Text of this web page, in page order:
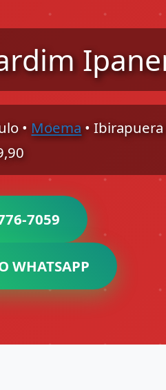
• Moema• Ibirapuera
7059
WHATSAPP